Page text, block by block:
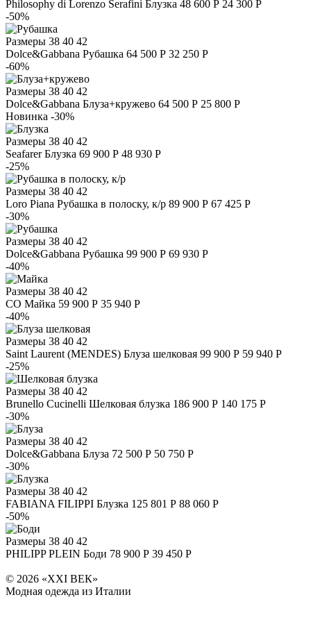
Philosophy di Lorenzo Serafini Блузка 48 600 Р 24 300 Р
-50%
Размеры 38 40 42
Dolce&Gabbana Рубашка 64 500 Р 32 250 Р
-60%
Размеры 38 40 42
Dolce&Gabbana Блуза+кружево 64 500 Р 25 800 Р
Новинка -30%
Размеры 38 40 42
Seafarer Блузка 69 900 Р 48 930 Р
-25%
Размеры 38 40 42
Loro Piana Рубашка в полоску, к/р 89 900 Р 67 425 Р
-30%
Размеры 38 40 42
Dolce&Gabbana Рубашка 99 900 Р 69 930 Р
-40%
Размеры 38 40 42
CO Майка 59 900 Р 35 940 Р
-40%
Размеры 38 40 42
Saint Laurent (MENDES) Блуза шелковая 99 900 Р 59 940 Р
-25%
Размеры 38 40 42
Brunello Cucinelli Шелковая блузка 186 900 Р 140 175 Р
-30%
Размеры 38 40 42
Dolce&Gabbana Блуза 72 500 Р 50 750 Р
-30%
Размеры 38 40 42
FABIANA FILIPPI Блузка 125 801 Р 88 060 Р
-50%
Размеры 38 40 42
PHILIPP PLEIN Боди 78 900 Р 39 450 Р
© 2026 «XXI ВЕК»
Модная одежда из Италии